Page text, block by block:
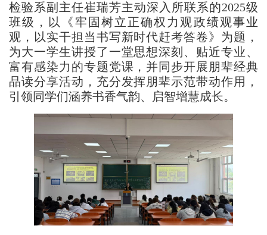
检验系副主任崔瑞芳主动深入所联系的2025级
班级，以《牢固树立正确权力观政绩观事业
观，以实干担当书写新时代赶考答卷》为题，
为大一学生讲授了一堂思想深刻、贴近专业、
富有感染力的专题党课，并同步开展朋辈经典
品读分享活动，充分发挥朋辈示范带动作用，
引领同学们涵养书香气韵、启智增慧成长。